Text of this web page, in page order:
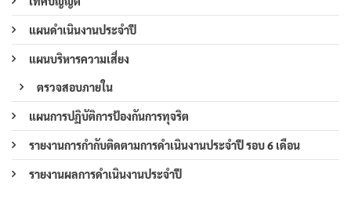
แผนดำเนินงานประจำปี
แผนบริหารความเสี่ยง
ตรวจสอบภายใน
แผนการปฏิบัติการป้องกันการทุจริต
รายงานการกำกับติดตามการดำเนินงานประจำปี รอบ 6 เดือน
รายงานผลการดำเนินงานประจำปี